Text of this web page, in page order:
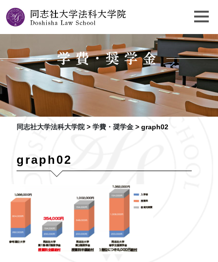
学費・奨学金
同志社大学法科大学院> 学費・奨学金> graph02
graph02